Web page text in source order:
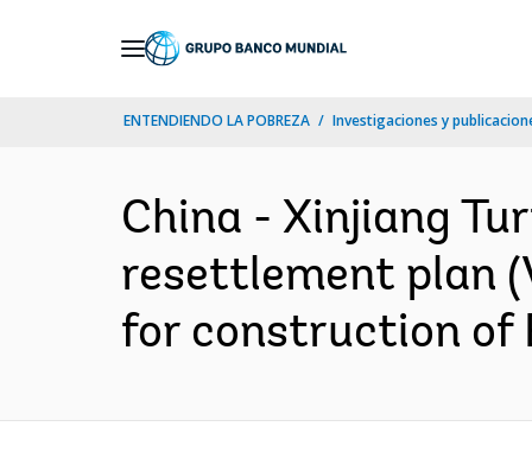
ENTENDIENDO LA POBREZA Investigaciones y
China - Xinjiang
resettlement plan
for construction of